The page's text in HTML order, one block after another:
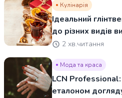
Кулінарія
Ідеальний
до різних видів
2 хв.читання
Мода та краса
LCN
еталоном